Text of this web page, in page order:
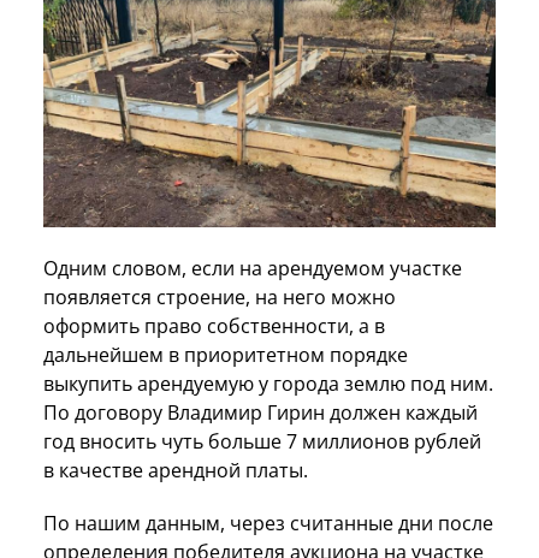
Одним словом, если на арендуемом участке
появляется строение, на него можно
оформить право собственности, а в
дальнейшем в приоритетном порядке
выкупить арендуемую у города землю под ним.
По договору Владимир Гирин должен каждый
год вносить чуть больше 7 миллионов рублей
в качестве арендной платы.
По нашим данным, через считанные дни после
определения победителя аукциона на участке